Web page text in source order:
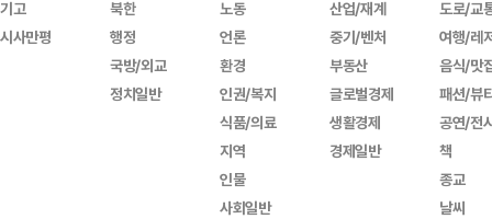
기고
시사만평
북한
행정
국방/외교
정치일반
노동
언론
환경
인권/복지
식품/의료
지역
인물
사회일반
산업/재계
중기/벤처
부동산
글로벌경제
생활경제
경제일반
도로/교
여행/레
음식/맛
패션/뷰
공연/전
책
종교
날씨